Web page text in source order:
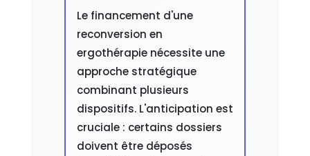
Le financement d'une
reconversion en
ergothérapie nécessite une
approche stratégique
combinant plusieurs
dispositifs. L'anticipation est
cruciale : certains dossiers
doivent être déposés